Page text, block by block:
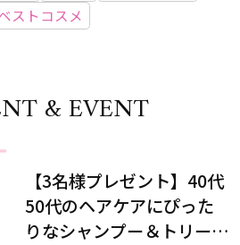
ストコスメ
& EVENT
【3名様プレゼント】40代
50代のヘアケアにぴった
りなシャンプー＆トリート